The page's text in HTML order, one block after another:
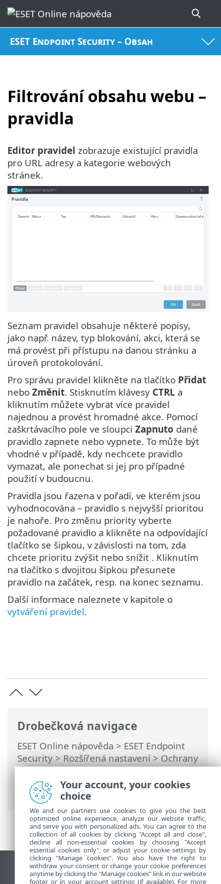
ESET Endpoint Security – Obsah
Filtrování obsahu webu –
pravidla
Drobečková navigace
ESET Online nápověda > ESET Endpoint
Security>Rozšířená nastavení>Ochrany
>Ochrana přístupu na web>Filtrování
obsahu webu> Filtrování obsahu webu –
pravidla
Editor pravidel zobrazuje existující pravidla
pro URL adresy a kategorie webových
stránek.
Seznam pravidel obsahuje některé popisy,
jako např. název, typ blokování, akci, která se
má provést při přístupu na danou stránku a
úroveň protokolování.
Pro správu pravidel klikněte na tlačítko Přidat
nebo Změnit. Stisknutím klávesy CTRL a
kliknutím můžete vybrat více pravidel
najednou a provést hromadné akce. Pomocí
zaškrtávacího pole ve sloupci Zapnuto dané
pravidlo zapnete nebo vypnete. To může být
vhodné v případě, kdy nechcete pravidlo
vymazat, ale ponechat si jej pro případné
použití v budoucnu.
Pravidla jsou řazena v pořadí, ve kterém jsou
vyhodnocována – pravidlo s nejvyšší prioritou
je nahoře. Pro změnu priority vyberte
požadované pravidlo a klikněte na odpovídající
tlačítko se šipkou, v závislosti na tom, zda
chcete prioritu zvýšit nebo snížit . Kliknutím
na tlačítko s dvojitou šipkou přesunete
pravidlo na začátek, resp. na konec seznamu.
Další informace naleznete v kapitole o
vytváření pravidel.
Zobrazit verzi pro počítač
Your account, your cookies
choice
We and our partners use cookies to give you the best
optimized online experience, analyze our website traffic,
and serve you with personalized ads. You can agree to the
collection of all cookies by clicking "Accept all and close",
decline all non-essential cookies by choosing "Accept
essential cookies only", or adjust your cookie settings by
clicking "Manage cookies". You also have the right to
withdraw your consent or change your cookie preferences
anytime by clicking the "Manage cookies" link in our website
footer or in your account settings (if available). For more